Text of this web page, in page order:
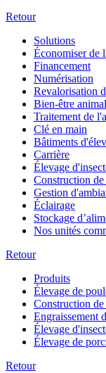
Retour
Solutions
Économiser de
Financement
Numérisation
Revalorisation
Bien-être animal
Traitement de
Clé en main
Bâtiments
Carrière
Élevage
Construction de
Gestion
Éclairage
Stockage
Nos unités
Retour
Produits
Élevage de
Construction de
Engraissement
Élevage
Élevage de
Retour